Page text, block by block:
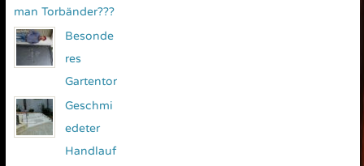
man Torbänder???
Besonde
res
Gartentor
Geschmi
edeter
Handlauf